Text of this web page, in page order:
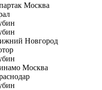
Москва
Новгород
Москва